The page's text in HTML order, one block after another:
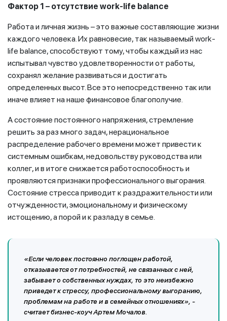
Фактор 1 – отсутствие work-life balance
Работа и личная жизнь – это важные составляющие жизни
каждого человека. Их равновесие, так называемый work-
life balance, способствуют тому, чтобы каждый из нас
испытывал чувство удовлетворенности от работы,
сохранял желание развиваться и достигать
определенных высот. Все это непосредственно так или
иначе влияет на наше финансовое благополучие.
А состояние постоянного напряжения, стремление
решить за раз много задач, нерациональное
распределение рабочего времени может привести к
системным ошибкам, недовольству руководства или
коллег, и в итоге снижается работоспособность и
проявляются признаки профессионального выгорания.
Состояние стресса приводит к раздражительности или
отчужденности, эмоциональному и физическому
истощению, а порой и к разладу в семье.
«Если человек постоянно поглощен работой,
отказывается от потребностей, не связанных с ней,
забывает о собственных нуждах, то это неизбежно
приведет к стрессу, профессиональному выгоранию,
проблемам на работе и в семейных отношениях», -
считает бизнес-коуч Артем Мочалов.